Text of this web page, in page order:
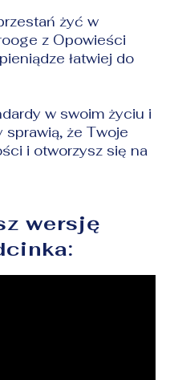
żyć w
z Opowieści
łatwiej do
w swoim życiu i
sprawią, że Twoje
i otworzysz się na
wersję